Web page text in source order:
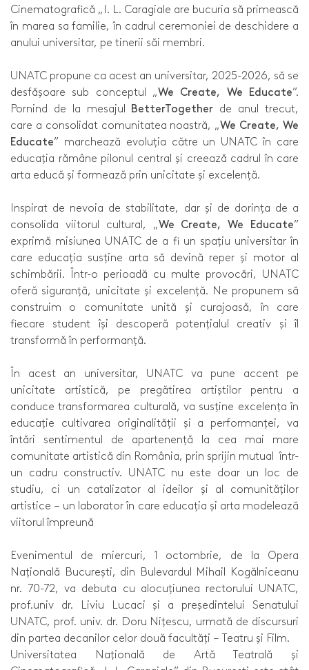
Cinematografică „I. L. Caragiale are bucuria să primească
în marea sa familie, în cadrul ceremoniei de deschidere a
anului universitar, pe tinerii săi membri.
UNATC propune ca acest an universitar, 2025-2026, să se
desfășoare sub conceptul „We Create, We Educate”.
Pornind de la mesajul BetterTogether de anul trecut,
care a consolidat comunitatea noastră, „We Create, We
Educate” marchează evoluția către un UNATC în care
educația rămâne pilonul central și creează cadrul în care
arta educă și formează prin unicitate și excelență.
Inspirat de nevoia de stabilitate, dar și de dorința de a
consolida viitorul cultural, „We Create, We Educate”
exprimă misiunea UNATC de a fi un spațiu universitar în
care educația susține arta să devină reper și motor al
schimbării. Într-o perioadă cu multe provocări, UNATC
oferă siguranță, unicitate și excelență. Ne propunem să
construim o comunitate unită și curajoasă, în care
fiecare student își descoperă potențialul creativ și îl
transformă în performanță.
În acest an universitar, UNATC va pune accent pe
unicitate artistică, pe pregătirea artiștilor pentru a
conduce transformarea culturală, va susține excelența în
educație cultivarea originalității și a performanței, va
întări sentimentul de apartenență la cea mai mare
comunitate artistică din România, prin sprijin mutual într-
un cadru constructiv. UNATC nu este doar un loc de
studiu, ci un catalizator al ideilor și al comunităților
artistice – un laborator în care educația și arta modelează
viitorul împreună
Evenimentul de miercuri, 1 octombrie, de la Opera
Națională București, din Bulevardul Mihail Kogălniceanu
nr. 70-72, va debuta cu alocuțiunea rectorului UNATC,
prof.univ dr. Liviu Lucaci și a președintelui Senatului
UNATC, prof. univ. dr. Doru Nițescu, urmată de discursuri
din partea decanilor celor două facultăți – Teatru și Film.
Universitatea Naţională de Artă Teatrală și